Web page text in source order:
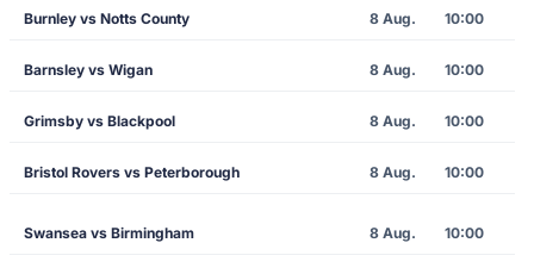
Burnley vs Notts County 8 Aug. 10:00
Barnsley vs Wigan 8 Aug. 10:00
Grimsby vs Blackpool 8 Aug. 10:00
Bristol Rovers vs Peterborough 8 Aug. 10:00
Swansea vs Birmingham 8 Aug. 10:00